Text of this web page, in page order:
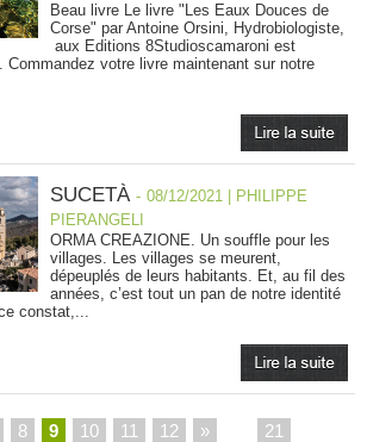
Beau livre Le livre "Les Eaux Douces de
Corse" par Antoine Orsini, Hydrobiologiste,
aux Editions 8Studioscamaroni est
Commandez votre livre maintenant sur notre
SUCETÀ - 08/12/2021 | PHILIPPE
PIERANGELI
ORMA CREAZIONE. Un souffle pour les
villages. Les villages se meurent,
dépeuplés de leurs habitants. Et, au fil des
années, c’est tout un pan de notre identité
constat,...
8 9 10 11 12 » 21